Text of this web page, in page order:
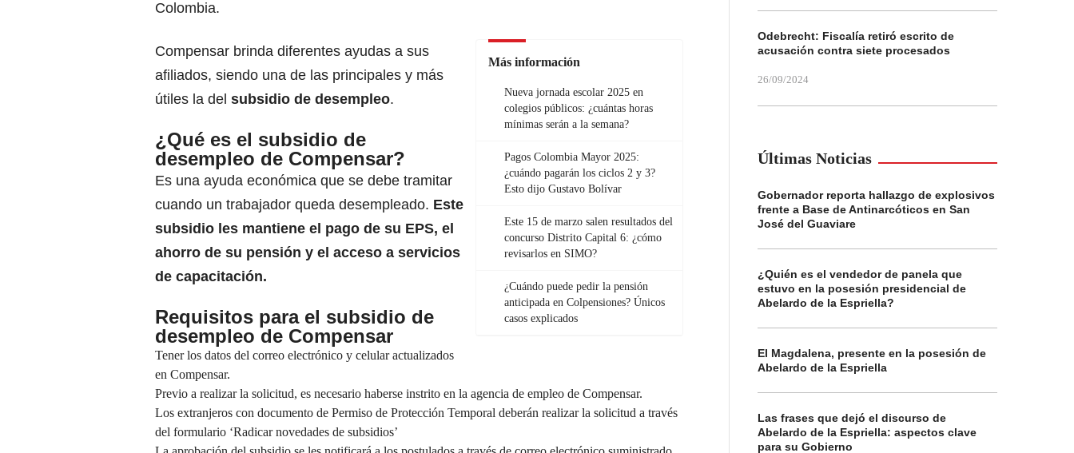
Colombia.
Más información
Nueva jornada escolar 2025 en
colegios públicos: ¿cuántas horas
mínimas serán a la semana?
Pagos Colombia Mayor 2025:
¿cuándo pagarán los ciclos 2 y 3?
Esto dijo Gustavo Bolívar
Este 15 de marzo salen resultados del
concurso Distrito Capital 6: ¿cómo
revisarlos en SIMO?
¿Cuándo puede pedir la pensión
anticipada en Colpensiones? Únicos
casos explicados
Compensar brinda diferentes ayudas a sus
afiliados, siendo una de las principales y más
útiles la del subsidio de desempleo.
¿Qué es el subsidio de
desempleo de Compensar?
Es una ayuda económica que se debe tramitar
cuando un trabajador queda desempleado. Este
subsidio les mantiene el pago de su EPS, el
ahorro de su pensión y el acceso a servicios
de capacitación.
Requisitos para el subsidio de
desempleo de Compensar
Tener los datos del correo electrónico y celular actualizados
en Compensar.
Previo a realizar la solicitud, es necesario haberse instrito en la agencia de empleo de Compensar.
Los extranjeros con documento de Permiso de Protección Temporal deberán realizar la solicitud a través
del formulario ‘Radicar novedades de subsidios’
Odebrecht: Fiscalía retiró escrito de
acusación contra siete procesados
26/09/2024
Últimas Noticias
Gobernador reporta hallazgo de explosivos
frente a Base de Antinarcóticos en San
José del Guaviare
¿Quién es el vendedor de panela que
estuvo en la posesión presidencial de
Abelardo de la Espriella?
El Magdalena, presente en la posesión de
Abelardo de la Espriella
Las frases que dejó el discurso de
Abelardo de la Espriella: aspectos clave
para su Gobierno